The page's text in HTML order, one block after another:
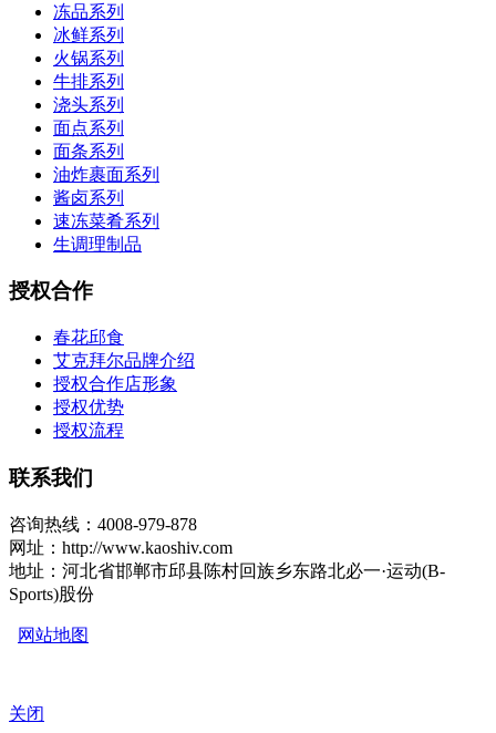
冻品系列
冰鲜系列
火锅系列
牛排系列
浇头系列
面点系列
面条系列
油炸裹面系列
酱卤系列
速冻菜肴系列
生调理制品
授权合作
春花邱食
艾克拜尔品牌介绍
授权合作店形象
授权优势
授权流程
联系我们
咨询热线：4008-979-878
网址：http://www.kaoshiv.com
地址：河北省邯郸市邱县陈村回族乡东路北必一·运动(B-
Sports)股份
网站地图
关闭